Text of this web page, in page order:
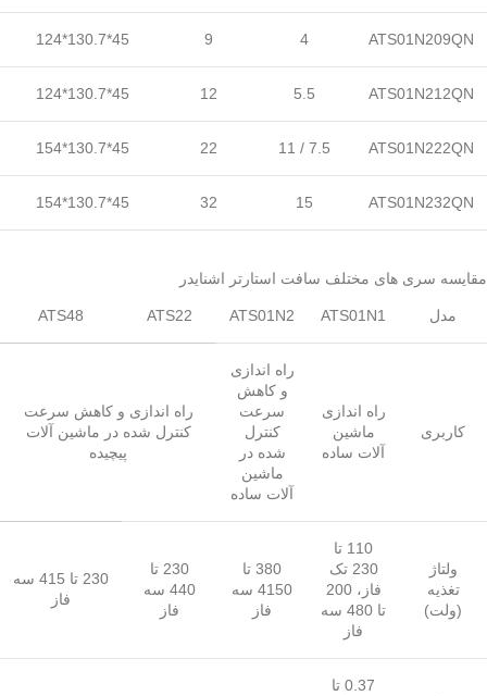
ATS01N209QN
4
9
45*130.7*124
ATS01N212QN
5.5
12
45*130.7*124
ATS01N222QN
7.5 / 11
22
45*130.7*154
ATS01N232QN
15
32
45*130.7*154
مقایسه سری های مختلف سافت استارتر اشنایدر
مدل ATS01N1
ATS01N2
ATS22
ATS48
کاربری
راه اندازی
ماشین
آلات ساده
راه اندازی
و کاهش
سرعت
کنترل
شده در
ماشین
آلات ساده
راه اندازی و کاهش سرعت
کنترل شده در ماشین آلات
پیچیده
ولتاژ
تغذیه
(ولت)
110 تا
230 تک
فاز، 200
تا 480 سه
فاز
380 تا
4150 سه
فاز
230 تا
440 سه
فاز
230 تا 415 سه
فاز
0.37 تا